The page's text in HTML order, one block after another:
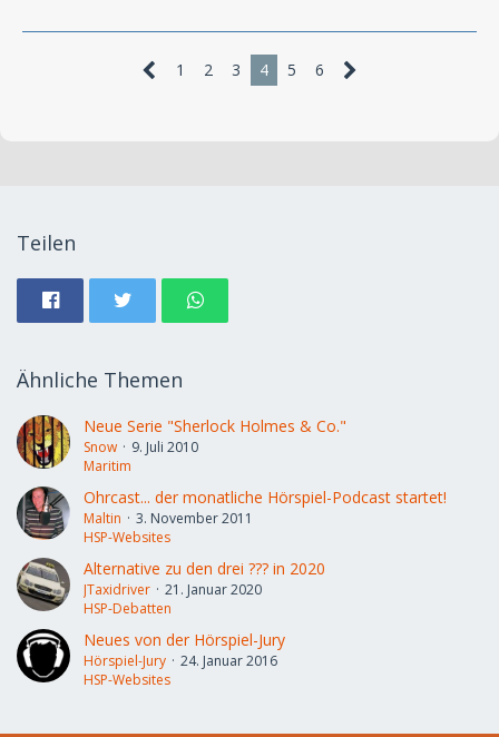
1 2 3 4 5 6
Teilen
Ähnliche Themen
Neue Serie "Sherlock Holmes & Co."
Snow
9. Juli 2010
Maritim
Ohrcast... der monatliche Hörspiel-Podcast startet!
Maltin
3. November 2011
HSP-Websites
Alternative zu den drei ??? in 2020
JTaxidriver
21. Januar 2020
HSP-Debatten
Neues von der Hörspiel-Jury
Hörspiel-Jury
24. Januar 2016
HSP-Websites